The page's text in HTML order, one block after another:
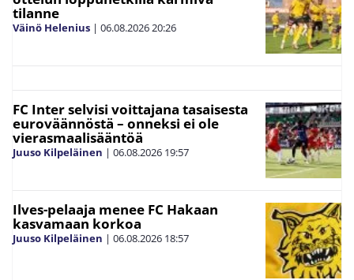
tilanne
Väinö Helenius | 06.08.202620:26
FC Inter selvisi voittajana tasaisesta
euroväännöstä – onneksi ei ole
vierasmaalisääntöä
Juuso Kilpeläinen | 06.08.2026 19:57
Ilves-pelaaja menee FC Hakaan
kasvamaan korkoa
Juuso Kilpeläinen | 06.08.2026 18:57